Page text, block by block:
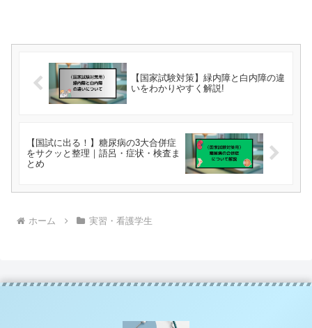
【国家試験対策】緑内障と白内障の違
いをわかりやすく解説!
【国試に出る！】糖尿病の3大合併症
をサクッと整理｜語呂・症状・検査ま
とめ
ホーム 実習・看護学生